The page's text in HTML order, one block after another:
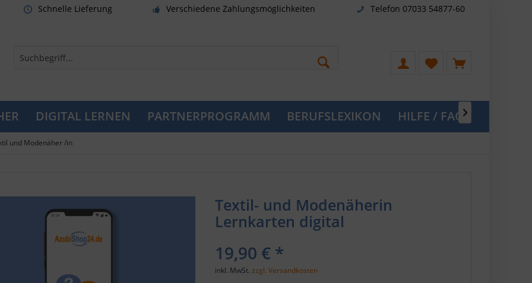
Schnelle Lieferung Verschiedene Zahlungsmöglichkeiten Telefon 07033 54877-60
DIGITAL LERNEN PARTNERPROGRAMM BERUFSLEXIKON HILFE / FAQ
und Modenäher /in
Textil- und Modenäherin
Lernkarten digital
19,90 € *
inkl. MwSt.zzgl. Versandkosten